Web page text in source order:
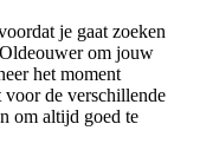
je gaat zoeken
om jouw
het moment
voor de verschillende
om altijd goed te